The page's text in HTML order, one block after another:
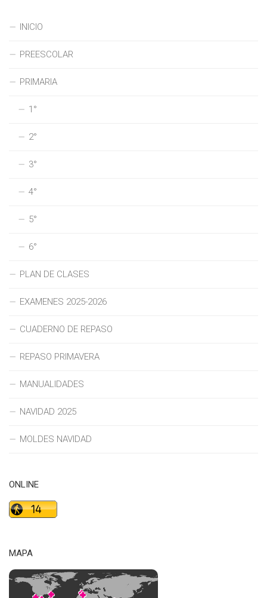
INICIO
PREESCOLAR
PRIMARIA
1°
2°
3°
4°
5°
6°
PLAN DE CLASES
EXAMENES 2025-2026
CUADERNO DE REPASO
REPASO PRIMAVERA
MANUALIDADES
NAVIDAD 2025
MOLDES NAVIDAD
ONLINE
MAPA